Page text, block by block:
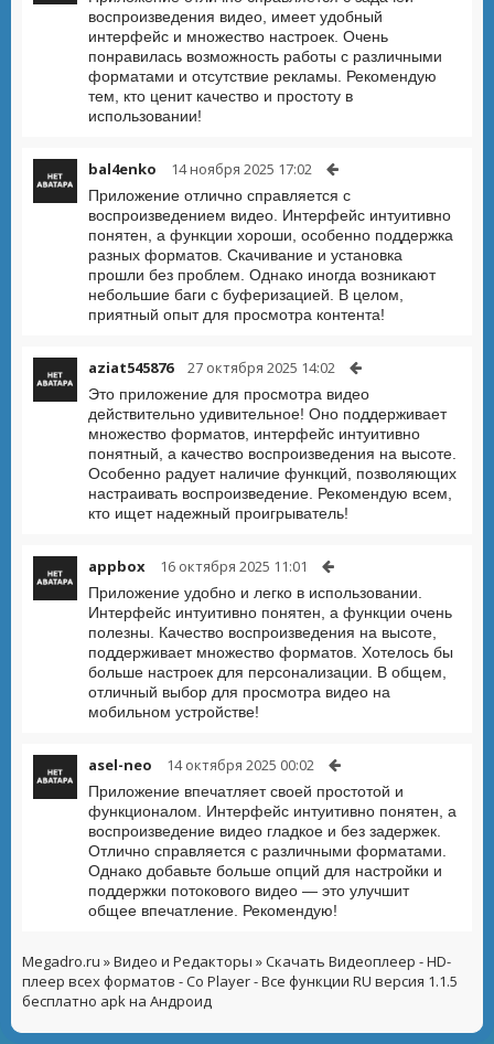
воспроизведения видео, имеет удобный
интерфейс и множество настроек. Очень
понравилась возможность работы с различными
форматами и отсутствие рекламы. Рекомендую
тем, кто ценит качество и простоту в
использовании!
bal4enko 14 ноября 2025 17:02
Приложение отлично справляется с
воспроизведением видео. Интерфейс интуитивно
понятен, а функции хороши, особенно поддержка
разных форматов. Скачивание и установка
прошли без проблем. Однако иногда возникают
небольшие баги с буферизацией. В целом,
приятный опыт для просмотра контента!
aziat545876 27 октября 2025 14:02
Это приложение для просмотра видео
действительно удивительное! Оно поддерживает
множество форматов, интерфейс интуитивно
понятный, а качество воспроизведения на высоте.
Особенно радует наличие функций, позволяющих
настраивать воспроизведение. Рекомендую всем,
кто ищет надежный проигрыватель!
appbox 16 октября 2025 11:01
Приложение удобно и легко в использовании.
Интерфейс интуитивно понятен, а функции очень
полезны. Качество воспроизведения на высоте,
поддерживает множество форматов. Хотелось бы
больше настроек для персонализации. В общем,
отличный выбор для просмотра видео на
мобильном устройстве!
asel-neo 14 октября 2025 00:02
Приложение впечатляет своей простотой и
функционалом. Интерфейс интуитивно понятен, а
воспроизведение видео гладкое и без задержек.
Отлично справляется с различными форматами.
Однако добавьте больше опций для настройки и
поддержки потокового видео — это улучшит
общее впечатление. Рекомендую!
Megadro.ru »Видео и Редакторы » Скачать Видеоплеер - HD-
плеер всех форматов - Co Player - Все функции RU версия 1.1.5
бесплатно apk на Андроид